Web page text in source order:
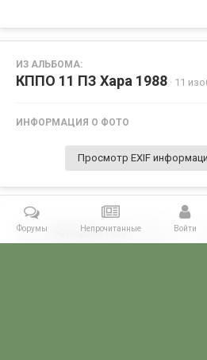
ИЗ АЛЬБОМА:
КППО 11 ПЗ Хара 1988 · 11
ИНФОРМАЦИЯ О ФОТО
Просмотр EXIF
Поделиться
Форумы Непрочитанные Войти